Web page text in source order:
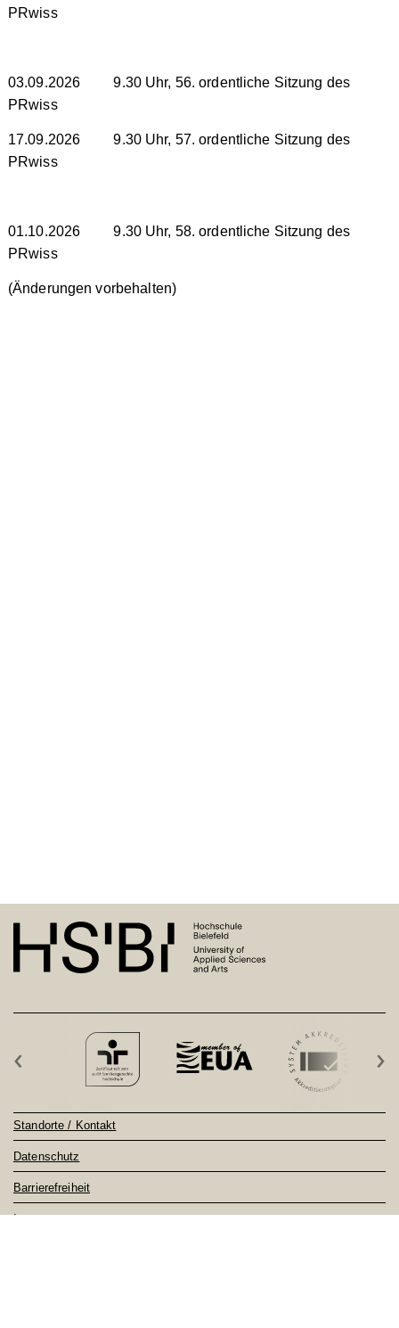
PRwiss
03.09.2026 9.30 Uhr, 56. ordentliche Sitzung des
PRwiss
17.09.2026 9.30 Uhr, 57. ordentliche Sitzung des
PRwiss
01.10.2026 9.30 Uhr, 58. ordentliche Sitzung des
PRwiss
(Änderungen vorbehalten)
‹ ›
Standorte / Kontakt
Datenschutz
Barrierefreiheit
Impressum